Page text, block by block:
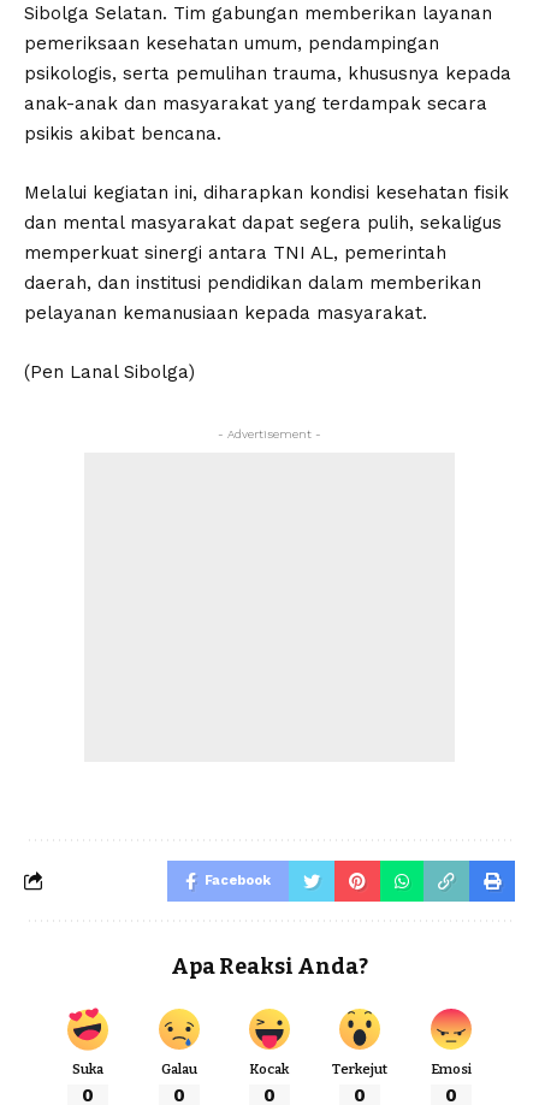
Sibolga Selatan. Tim gabungan memberikan layanan
pemeriksaan kesehatan umum, pendampingan
psikologis, serta pemulihan trauma, khususnya kepada
anak-anak dan masyarakat yang terdampak secara
psikis akibat bencana.
Melalui kegiatan ini, diharapkan kondisi kesehatan fisik
dan mental masyarakat dapat segera pulih, sekaligus
memperkuat sinergi antara TNI AL, pemerintah
daerah, dan institusi pendidikan dalam memberikan
pelayanan kemanusiaan kepada masyarakat.
(Pen Lanal Sibolga)
- Advertisement -
Facebook
Apa Reaksi Anda?
Suka
0
Galau
0
Kocak
0
Terkejut
0
Emosi
0